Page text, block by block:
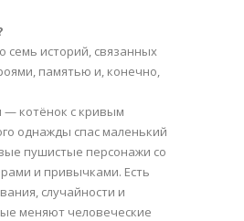
семь историй, связанных
памятью и, конечно,
— котёнок с кривым
однажды спас маленький
пушистые персонажи со
и привычками. Есть
случайности и
меняют человеческие